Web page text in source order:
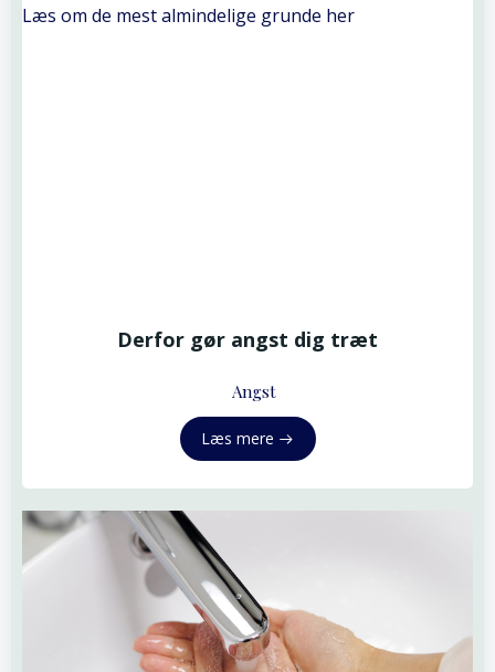
Derfor gør angst dig træt
Angst
Læs mere